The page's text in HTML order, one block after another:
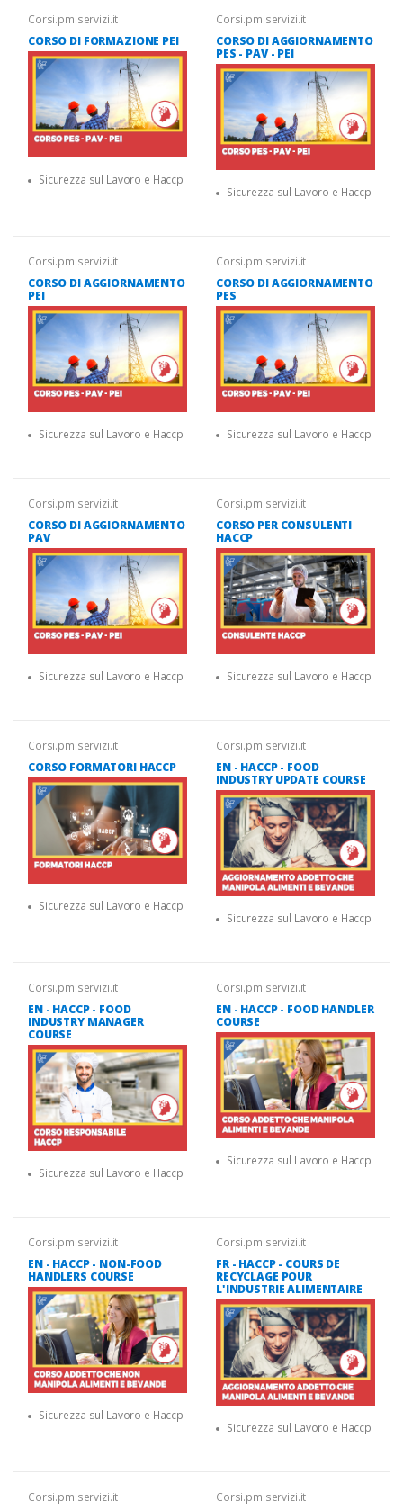
Corsi.pmiservizi.it
CORSO DI FORMAZIONE PEI
Sicurezza sul Lavoro e Haccp
Corsi.pmiservizi.it
CORSO DI AGGIORNAMENTO
PES - PAV - PEI
Sicurezza sul Lavoro e Haccp
Corsi.pmiservizi.it
CORSO DI AGGIORNAMENTO
PEI
Sicurezza sul Lavoro e Haccp
Corsi.pmiservizi.it
CORSO DI AGGIORNAMENTO
PES
Sicurezza sul Lavoro e Haccp
Corsi.pmiservizi.it
CORSO DI AGGIORNAMENTO
PAV
Sicurezza sul Lavoro e Haccp
Corsi.pmiservizi.it
CORSO PER CONSULENTI
HACCP
Sicurezza sul Lavoro e Haccp
Corsi.pmiservizi.it
CORSO FORMATORI HACCP
Sicurezza sul Lavoro e Haccp
Corsi.pmiservizi.it
EN - HACCP - FOOD
INDUSTRY UPDATE COURSE
Sicurezza sul Lavoro e Haccp
Corsi.pmiservizi.it
EN - HACCP - FOOD
INDUSTRY MANAGER
COURSE
Sicurezza sul Lavoro e Haccp
Corsi.pmiservizi.it
EN - HACCP - FOOD HANDLER
COURSE
Sicurezza sul Lavoro e Haccp
Corsi.pmiservizi.it
EN - HACCP - NON-FOOD
HANDLERS COURSE
Sicurezza sul Lavoro e Haccp
Corsi.pmiservizi.it
FR - HACCP - COURS DE
RECYCLAGE POUR
L'INDUSTRIE ALIMENTAIRE
Sicurezza sul Lavoro e Haccp
Corsi.pmiservizi.it Corsi.pmiservizi.it